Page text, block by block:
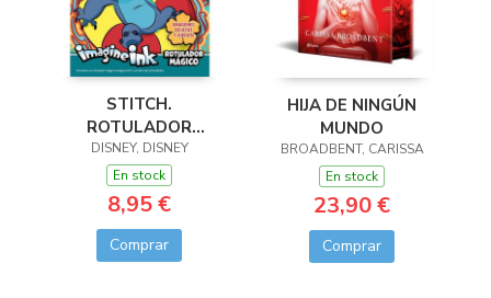
STITCH.
ROTULADOR
MÁGICO
DISNEY, DISNEY
En stock
8,95 €
Comprar
HIJA DE NINGÚN
MUNDO
BROADBENT, CARISSA
En stock
23,90 €
Comprar